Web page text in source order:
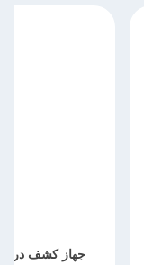
جهاز كشف درجة